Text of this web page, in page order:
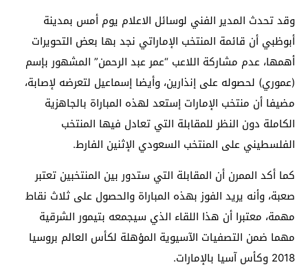
وقد تحدث المدير الفني لوسائل الاعلام يوم أمس بمدينة
أبوظبي أن قائمة المنتخب الإماراتي نجد بها بعض التحويرات
أهمها، عدم مشاركة اللاعب “عمر عبد الرحمن” المشهور بإسم
(عموري) لحصوله على إنذارين، وأيضا إسماعيل لتعرضه لإصابة،
مضيفا أن منتخب الإمارات إستعد لهذه المباراة بالجاهزية
الكاملة دون النظر للمقابلة التي تعادل فيها المنتخب
الفلسطيني على المنتخب السعودي الإثنين الفارط.
كما أكد الممرن أن المقابلة التي ستدور بين المنتخبين تعتبر
صعبة، وأنه يريد الفوز بهذه المباراة والحصول على ثلاث نقاط
مهمة، معتبرا أن هذا اللقاء الذي سيجمعه بتيمور الشرقية
مهما ضمن التصفيات الآسيوية المؤهلة لكأس العالم بروسيا
2018 وكأس آسيا بالإمارات.